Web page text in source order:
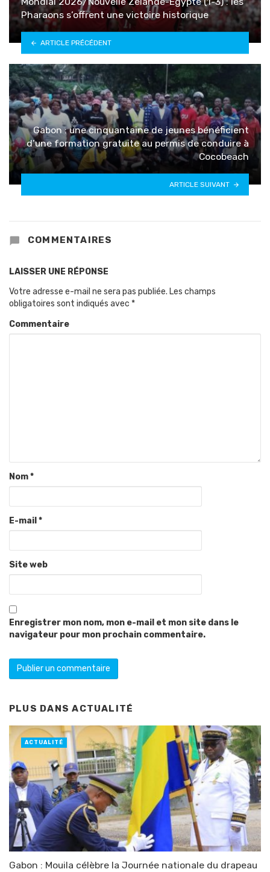
Pharaons s’offrent une victoire historique
ARTICLE PRÉCÉDENT
Gabon : une cinquantaine de jeunes bénéficient
d’une formation gratuite au permis de conduire à
Cocobeach
ARTICLE SUIVANT
COMMENTAIRES
LAISSER UNE RÉPONSE
Votre adresse e-mail ne sera pas publiée. Les champs
obligatoires sont indiqués avec *
Commentaire
Nom*
E-mail *
Site web
Enregistrer mon nom, mon e-mail et mon site dans le
navigateur pour mon prochain commentaire.
PLUS DANSACTUALITÉ
Gabon : Mouila célèbre la Journée nationale du drapeau
ACTUALITÉ